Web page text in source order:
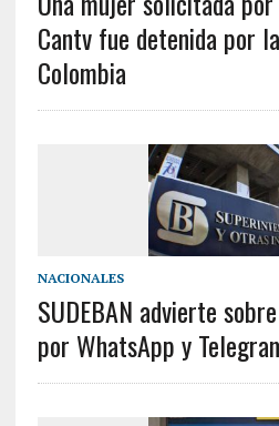
Cantv fue detenida por
Colombia
NACIONALES
SUDEBAN advierte
por WhatsApp y